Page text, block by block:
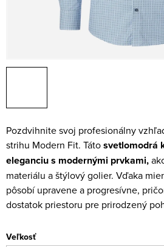
Pozdvihnite svoj profesionálny
strihu Modern Fit. Tátosvetlomodrá
eleganciu s modernými prvkami,
materiálu a štýlový golier. Vďaka
pôsobí upravene a progresívne,
dostatok priestoru pre prirodzený
Veľkosť